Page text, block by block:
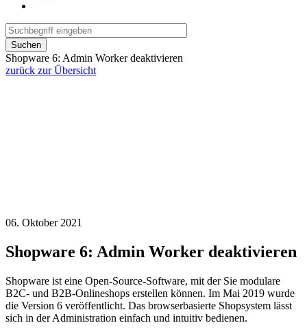
Suchen
Shopware 6: Admin Worker deaktivieren
zurück zur Übersicht
06. Oktober 2021
Shopware 6: Admin Worker deaktivieren
Shopware ist eine Open-Source-Software, mit der Sie modulare
B2C- und B2B-Onlineshops erstellen können. Im Mai 2019 wurde
die Version 6 veröffentlicht. Das browserbasierte Shopsystem lässt
sich in der Administration einfach und intuitiv bedienen.